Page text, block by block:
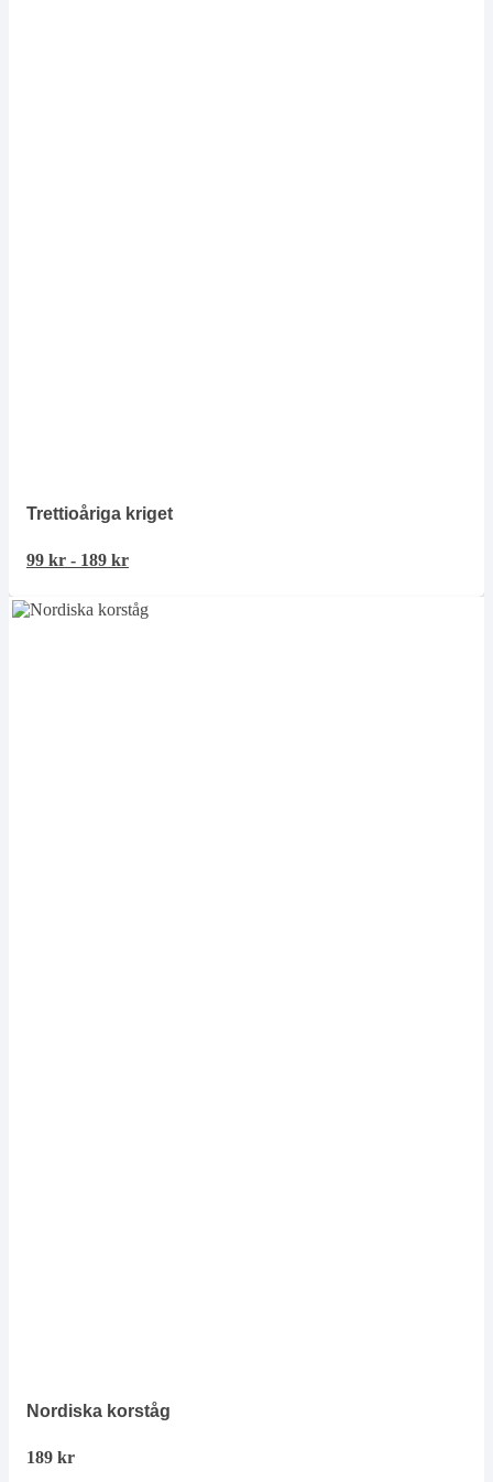
Trettioåriga kriget
99 kr - 189 kr
Nordiska korståg
189 kr